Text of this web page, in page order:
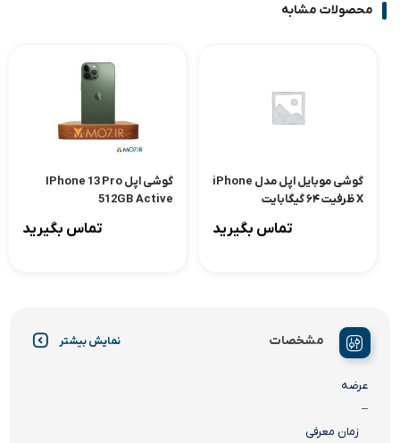
محصولات مشابه
گوشی موبایل اپل مدل iPhone
X ظرفیت ۶۴ گیگابایت
تماس بگیرید
گوشی اپل IPhone 13 Pro
512GB Active
تماس بگیرید
مشخصات نمایش بیشتر
عرضه
–
زمان معرفی